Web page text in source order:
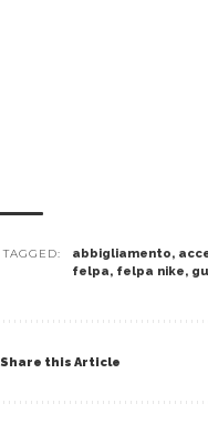
TAGGED: abbigliamento,
felpa, felpa nike,
Share this Article